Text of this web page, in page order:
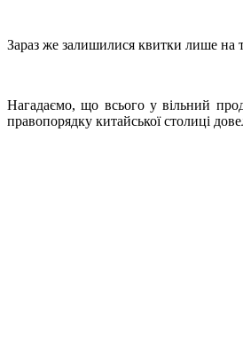
Зараз же залишилися квитки лише на
Нагадаємо, що всього у вільний
правопорядку китайської столиці